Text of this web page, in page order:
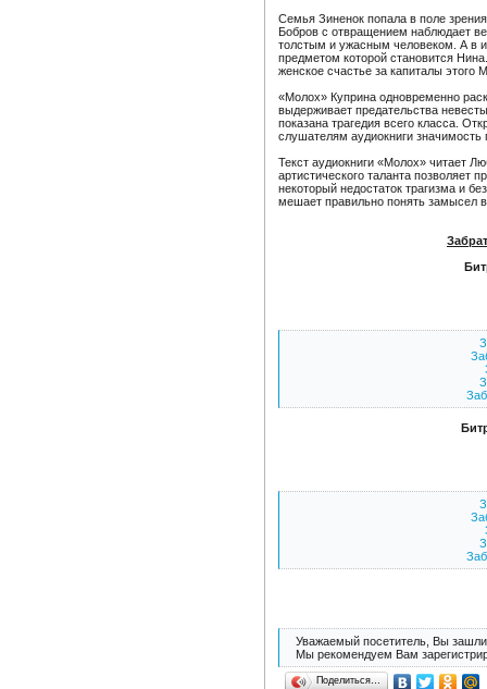
Семья Зиненок попала в поле
Бобров с отвращением наблюдает
толстым и ужасным человеком. А в
предметом которой становится
женское счастье за капиталы этого
«Молох» Куприна одновременно
выдерживает предательства
показана трагедия всего класса.
слушателям аудиокниги значимость
Текст аудиокниги «Молох» читает
артистического таланта позволяет
некоторый недостаток трагизма и
мешает правильно понять замысел
Уважаемый посетитель, Вы зашли
Мы рекомендуем Вам
Поделиться…